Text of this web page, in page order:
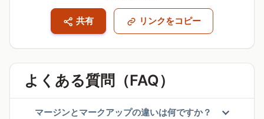
共有 リンクをコピー
よくある質問（FAQ）
マージンとマークアップの違いは何ですか？